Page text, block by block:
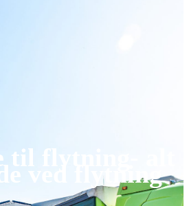
til flytning- alt
ved flytning